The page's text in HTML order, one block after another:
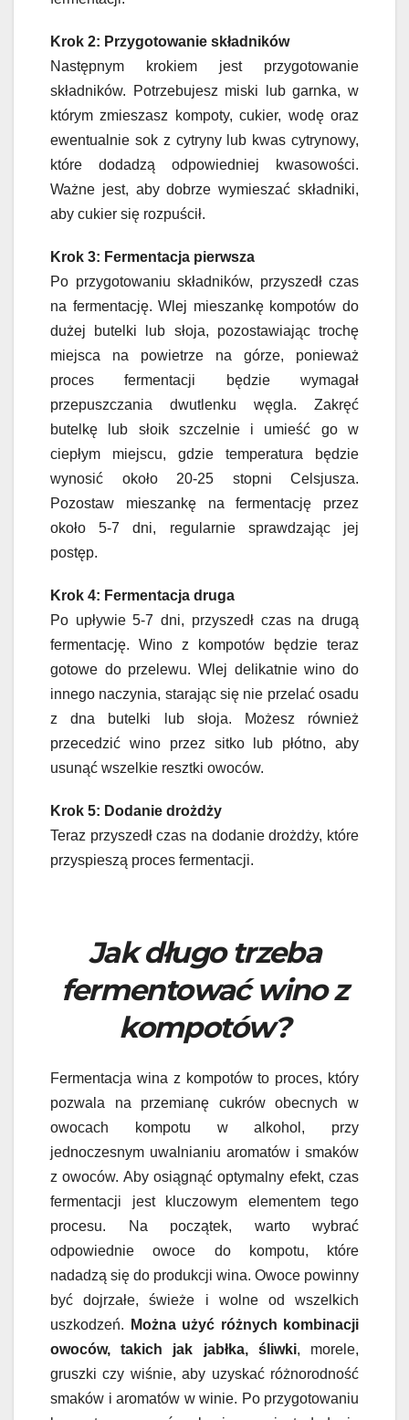
Krok 2: Przygotowanie składników
Następnym krokiem jest przygotowanie
składników. Potrzebujesz miski lub garnka, w
którym zmieszasz kompoty, cukier, wodę oraz
ewentualnie sok z cytryny lub kwas cytrynowy,
które dodadzą odpowiedniej kwasowości.
Ważne jest, aby dobrze wymieszać składniki,
aby cukier się rozpuścił.
Krok 3: Fermentacja pierwsza
Po przygotowaniu składników, przyszedł czas
na fermentację. Wlej mieszankę kompotów do
dużej butelki lub słoja, pozostawiając trochę
miejsca na powietrze na górze, ponieważ
proces fermentacji będzie wymagał
przepuszczania dwutlenku węgla. Zakręć
butelkę lub słoik szczelnie i umieść go w
ciepłym miejscu, gdzie temperatura będzie
wynosić około 20-25 stopni Celsjusza.
Pozostaw mieszankę na fermentację przez
około 5-7 dni, regularnie sprawdzając jej
postęp.
Krok 4: Fermentacja druga
Po upływie 5-7 dni, przyszedł czas na drugą
fermentację. Wino z kompotów będzie teraz
gotowe do przelewu. Wlej delikatnie wino do
innego naczynia, starając się nie przelać osadu
z dna butelki lub słoja. Możesz również
przecedzić wino przez sitko lub płótno, aby
usunąć wszelkie resztki owoców.
Krok 5: Dodanie drożdży
Teraz przyszedł czas na dodanie drożdży, które
przyspieszą proces fermentacji.
Jak długo trzeba
fermentować wino z
kompotów?
Fermentacja wina z kompotów to proces, który
pozwala na przemianę cukrów obecnych w
owocach kompotu w alkohol, przy
jednoczesnym uwalnianiu aromatów i smaków
z owoców. Aby osiągnąć optymalny efekt, czas
fermentacji jest kluczowym elementem tego
procesu. Na początek, warto wybrać
odpowiednie owoce do kompotu, które
nadadzą się do produkcji wina. Owoce powinny
być dojrzałe, świeże i wolne od wszelkich
uszkodzeń.
Można użyć różnych kombinacji
owoców, takich jak jabłka, śliwki, morele,
gruszki czy wiśnie, aby uzyskać różnorodność
smaków i aromatów w winie. Po przygotowaniu